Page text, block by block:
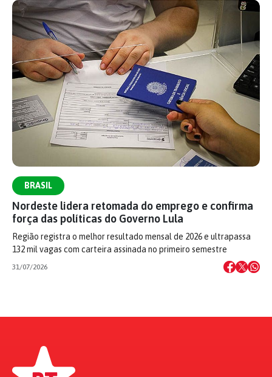
BRASIL
Nordeste lidera retomada do emprego e confirma
força das políticas do Governo Lula
Região registra o melhor resultado mensal de 2026 e ultrapassa
132 mil vagas com carteira assinada no primeiro semestre
31/07/2026